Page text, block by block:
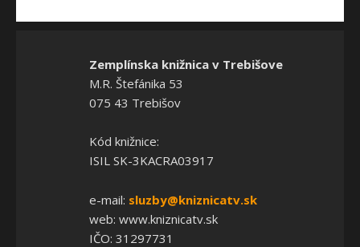
Zemplínska knižnica v Trebišove
M.R. Štefánika 53
075 43 Trebišov
Kód knižnice:
ISIL SK-3KACRA03917
e-mail: sluzby@kniznicatv.sk
web: www.kniznicatv.sk
IČO: 31297731